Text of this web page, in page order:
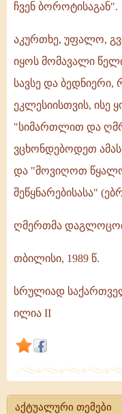
ჩვენ ბოროტისაგან".
აკურთხე, უფალო,
იყოს მომავალი
სავსე და
ეკლესიისთვის, ისე
"სიმართლით და
ვცხონდებოდეთ
და "მოვიღოთ
შეწყნარებისასა"
ღმერთმა
თბილისი, 1989 წ.
სრულიად
ილია II
აქტუალური თემები